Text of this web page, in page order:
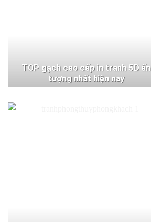
TOP gạch cao cấp in tranh 5D ấn
tượng nhất hiện nay